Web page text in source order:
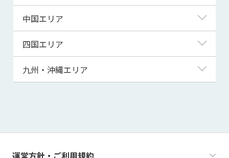
秋田県
山形県
千葉県
茨城県
群馬県
福井県
山梨県
長野県
静岡県
三重県
滋賀県
京都府
大阪府
兵庫県
和歌山県
中国エリア
鳥取県
島根県
山口県
四国エリア
徳島県
高知県
九州・沖縄エリア
運営方針・ご利用規約